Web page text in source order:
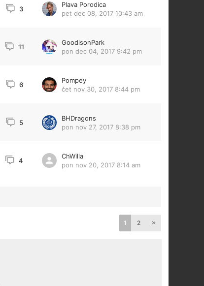
3
Plava Porodica
pet dec 08, 2017 10:43 am
11
GoodisonPark
pon dec 04, 2017 9:42 pm
6
Pompey
čet nov 30, 2017 8:44 pm
5
BHDragons
pon nov 27, 2017 8:38 pm
4
ChWilla
pon nov 20, 2017 8:14 am
1 2